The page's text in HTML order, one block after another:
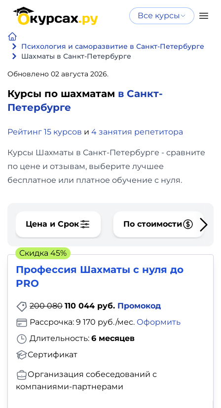
Все курсы
Психология и саморазвитие в Санкт-Петербурге
Шахматы в Санкт-Петербурге
Обновлено 02 августа 2026.
Курсы по шахматам в Санкт-
Петербурге
Рейтинг 15 курсов и 4 занятия репетитора
Курсы Шахматы в Санкт-Петербурге - сравните
по цене и отзывам, выберите лучшее
бесплатное или платное обучение с нуля.
Цена и Срок По стоимости
Профессия Шахматы с нуля до
PRO
200 080 110 044 руб. Промокод
Длительность: 6 месяцев
Сертификат
Рассрочка: 9 170 руб./мес. Оформить
Организация собеседований с
компаниями-партнерами
Скидка 45%
и ИИ
Программирование
Бизнес
и
финансы
Дизайн
Аналитика
фото,
аудио
Маркетинг
Иностранный
язык
Для
детей
Красота,
здоровье,
Нейросеть и ИИ
Курсы по
искусственному
Курсы по нейросетям